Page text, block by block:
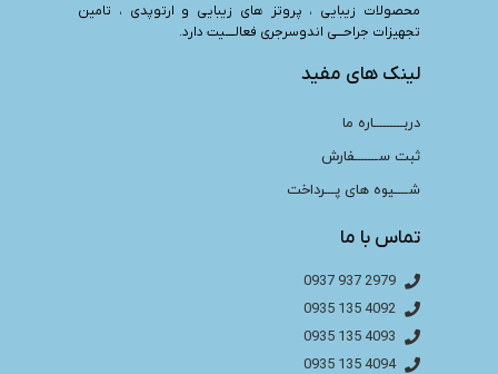
محصولات زیبایی ، پروتز های زیبایی و ارتوپدی ، تامین
تجهیزات جراحـــی اندوسرجری فعالــــیت دارد.
لینک های مفید
دربـــــــــاره ما
ثبت ســـــــفارش
شــــیوه های پـــرداخت
تماس با ما
2979 937 0937
4092 135 0935
4093 135 0935
4094 135 0935